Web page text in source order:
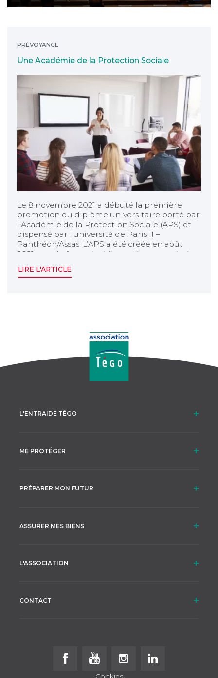
PRÉVOYANCE
Une Académie de la Protection Sociale
Le 8 novembre 2021 a débuté la première
promotion du diplôme universitaire porté par
l’Académie de la Protection Sociale (APS) et
dispensé par l’université de Paris II –
Panthéon/Assas. L’APS a été créée en août
2021, sous la forme juridique d’une association
AGPM, Allianz, GMF, McDef, Klésia et Unéo, les
LIRE L'ARTICLE
L'ENTRAIDE TÉGO
ME PROTÉGER
PRÉPARER MON FUTUR
ASSURER MES BIENS
L'ASSOCIATION
CONTACT
Cookies
Follow us on Facebook
Follow us on Youtube
Follow us on Instagram
Follow us on